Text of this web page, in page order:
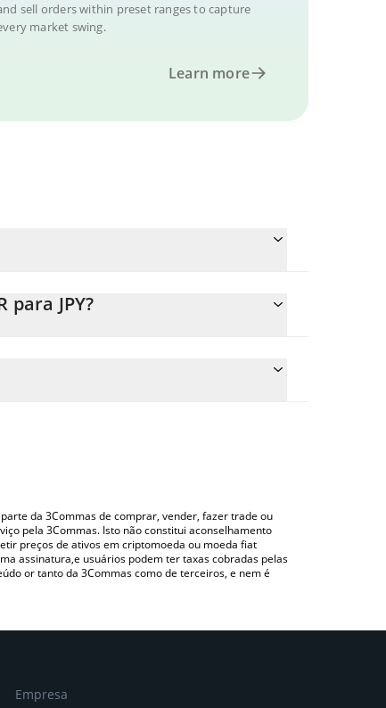
sell orders within preset ranges to capture
market swing.
Learn more
JPY?
automaticamente o valor em Japanese
da 3Commas de comprar, vender, fazer trade ou
pela 3Commas. Isto não constitui aconselhamento
preços de ativos em criptomoeda ou moeda fiat
assinatura,e usuários podem ter taxas cobradas pelas
or tanto da 3Commas como de terceiros, e nem é
Empresa